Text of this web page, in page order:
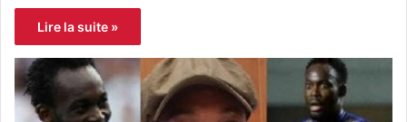
Lire la suite »